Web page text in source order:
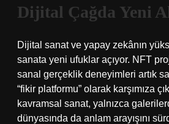
Dijital Çağda Yeni
Dijital sanat ve yapay zekânın
sanata yeni ufuklar açıyor. NFT
sanal gerçeklik deneyimleri artık
“fikir platformu” olarak karşımıza
kavramsal sanat, yalnızca
dünyasında da anlam arayışını